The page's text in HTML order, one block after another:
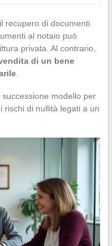
recupero di documenti
al notaio può
privata. Al contrario,
di un bene
.
modello per
rischi di nullità legati a un